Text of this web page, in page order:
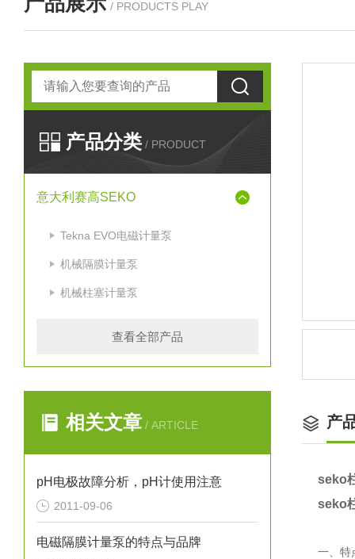
/ PRODUCTS PLAY
产品分类 / PRODUCT
意大利赛高SEKO
Tekna EVO电磁计量泵
机械隔膜计量泵
机械柱塞计量泵
查看全部产品
相关文章 / ARTICLE
pH电极故障分析，pH计使用注意
2011-09-06
电磁隔膜计量泵的特点与品牌
产
seko
seko
一、特